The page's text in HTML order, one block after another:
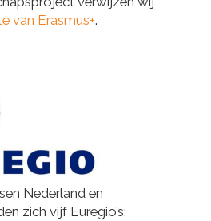
van Erasmus+.
Nederland en
zich vijf Euregio’s: